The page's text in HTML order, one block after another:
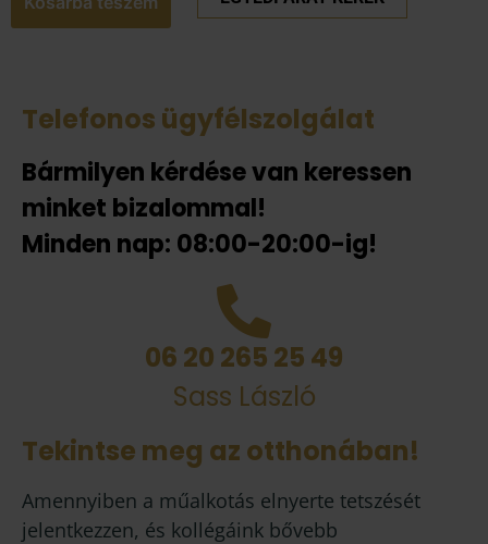
Telefonos ügyfélszolgálat
Bármilyen kérdése van keressen
minket bizalommal!
Minden nap: 08:00-20:00-ig!
06 20 265 25 49
Sass László
Tekintse meg az otthonában!
Amennyiben a műalkotás elnyerte tetszését
jelentkezzen, és kollégáink bővebb